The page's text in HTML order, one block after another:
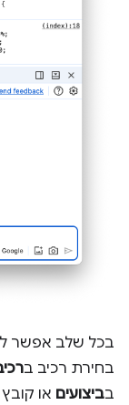
בכל שלב אפשר
בחירת רכיב ב
בביצועים או